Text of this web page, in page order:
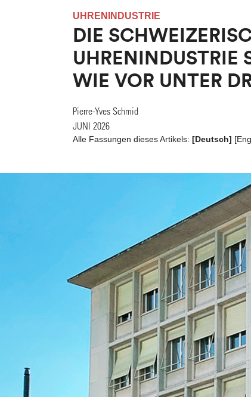
UHRENINDUSTRIE
DIE
UHRENINDUSTRIE
WIE VOR UNTER
Pierre-Yves Schmid
JUNI 2026
Alle Fassungen dieses Artikels: [Deutsch] [